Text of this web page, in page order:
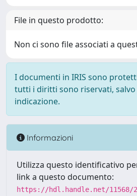
File in questo prodotto:
Non ci sono file associati a
I documenti in IRIS sono
tutti i diritti sono riservati, salvo
indicazione.
Informazioni
Utilizza questo identificativo
link a questo documento:
https://hdl.handle.net/11568/